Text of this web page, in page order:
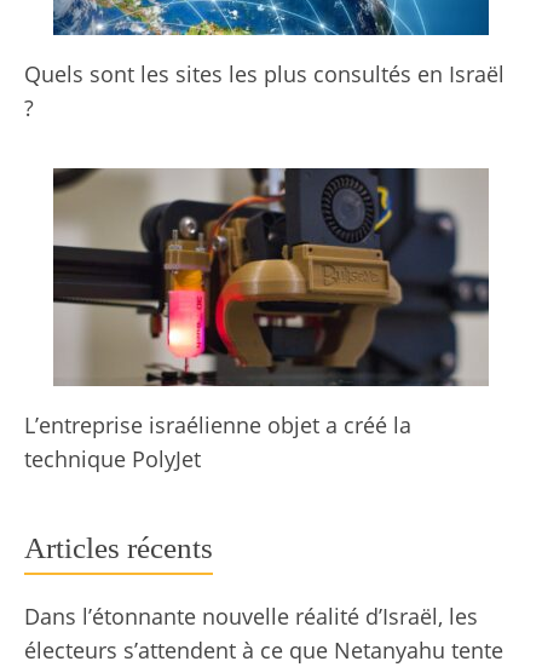
Quels sont les sites les plus consultés en Israël
?
L’entreprise israélienne objet a créé la
technique PolyJet
Articles récents
Dans l’étonnante nouvelle réalité d’Israël, les
électeurs s’attendent à ce que Netanyahu tente